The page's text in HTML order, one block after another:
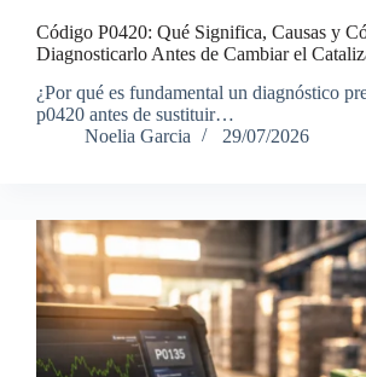
Código P0420: Qué Significa, Causas y
Diagnosticarlo Antes de Cambiar el
¿Por qué es fundamental un diagnóstico
p0420 antes de sustituir…
Noelia Garcia
29/07/2026